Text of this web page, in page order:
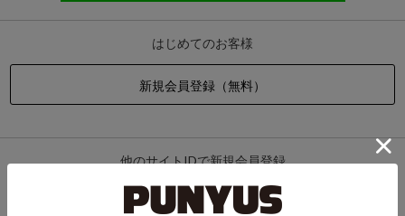
はじめてのお客様
他のサイトIDで新規会員登録
他のサイトIDで新規会員登録をしていただくと次回以降、そのIDで
ログインすることができます。